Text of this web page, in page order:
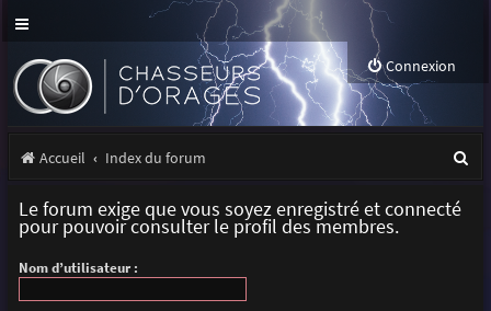
Connexion
Accueil Index du forum
Le forum exige que vous soyez enregistré et connecté
pour pouvoir consulter le profil des membres.
Nom d’utilisateur :